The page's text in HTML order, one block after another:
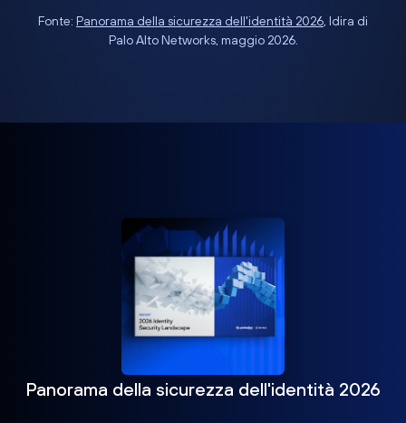
Fonte: Panorama della sicurezza dell'identità 2026, Idira di
Palo Alto Networks, maggio 2026.
Panorama della sicurezza dell'identità 2026